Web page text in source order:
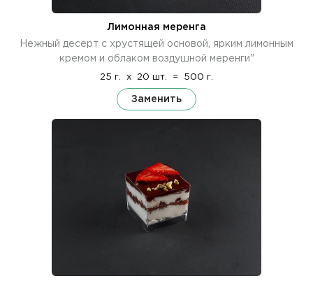
Лимонная меренга
Нежный десерт с хрустящей основой, ярким лимонным
кремом и облаком воздушной меренги"
25 г. x 20 шт. = 500 г.
Заменить